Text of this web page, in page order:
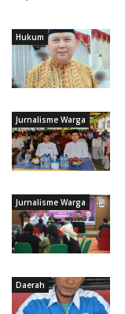
Hukum
Jurnalisme Warga
Jurnalisme Warga
Daerah